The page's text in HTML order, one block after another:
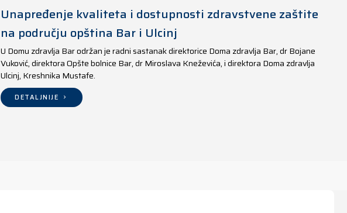
Unapređenje kvaliteta i dostupnosti zdravstvene zaštite
na području opština Bar i Ulcinj
U Domu zdravlja Bar održan je radni sastanak direktorice Doma zdravlja Bar, dr Bojane
Vuković, direktora Opšte bolnice Bar, dr Miroslava Kneževića, i direktora Doma zdravlja
Ulcinj, Kreshnika Mustafe.
DETALJNIJE